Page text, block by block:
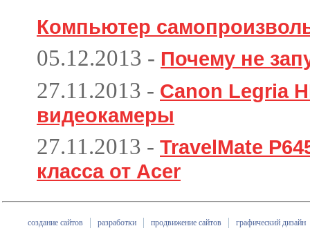
Компьютер
05.12.2013 - Почему не
27.11.2013 - Canon Legria
видеокамеры
27.11.2013 - TravelMate
класса от Acer
создание сайтов разработки продвижение сайтов графический дизайн